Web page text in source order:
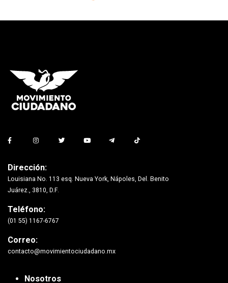
Dirección:
Louisiana No. 113 esq. Nueva York, Nápoles, Del. Benito
Juárez., 3810, D.F.
Teléfono:
(01 55) 1167-6767
Correo:
contacto@movimientociudadano.mx
Nosotros